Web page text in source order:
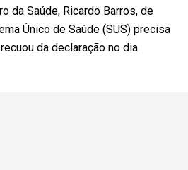
da Saúde, Ricardo Barros, de
Único de Saúde (SUS) precisa
da declaração no dia